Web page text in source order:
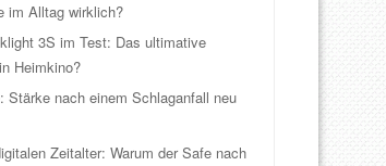
im Alltag wirklich?
3S im Test: Das ultimative
Heimkino?
Stärke nach einem Schlaganfall neu
Zeitalter: Warum der Safe nach